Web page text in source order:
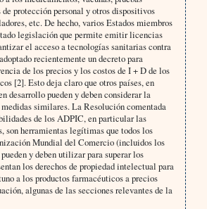
protección personal y otros dispositivos
etc. De hecho, varios Estados miembros
legislación que permite emitir licencias
el acceso a tecnologías sanitarias contra
recientemente un decreto para
de los precios y los costos de I + D de los
[2]. Esto deja claro que otros países, en
desarrollo pueden y deben considerar la
similares. La Resolución comentada
de los ADPIC, en particular las
son herramientas legítimas que todos los
Mundial del Comercio (incluidos los
y deben utilizar para superar los
los derechos de propiedad intelectual para
a los productos farmacéuticos a precios
algunas de las secciones relevantes de la